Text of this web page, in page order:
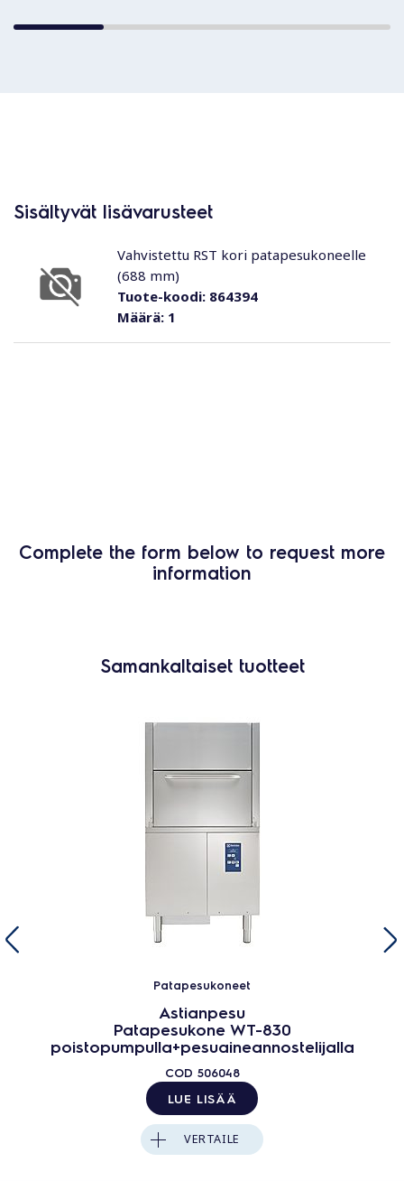
Sisältyvät lisävarusteet
Määrä:1
Tuote-koodi:864394
Vahvistettu RST kori patapesukoneelle
(688 mm)
Complete the form below to request more
information
Samankaltaiset tuotteet
Patapesukoneet
Astianpesu
Patapesukone WT-830
poistopumpulla+pesuaineannostelijalla
COD 506048
LUE LISÄÄ
VERTAILE